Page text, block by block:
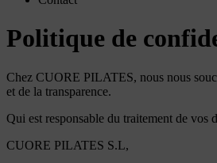
Politique de
Chez CUORE PILATES, nous nous
et de la transparence.
Qui est responsable du traitement de vos
CUORE PILATES S.L,